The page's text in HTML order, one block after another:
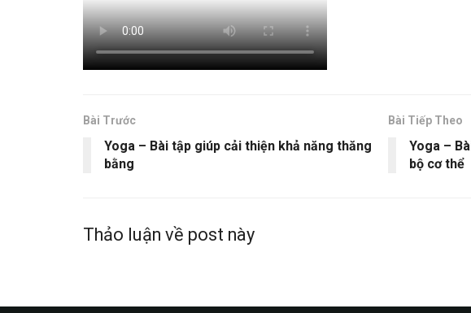
Bài Trước
Yoga – Bài tập giúp cải thiện khả năng thăng
bằng
Bài Tiếp Theo
Yoga –
bộ cơ thể
Thảo luận về post này